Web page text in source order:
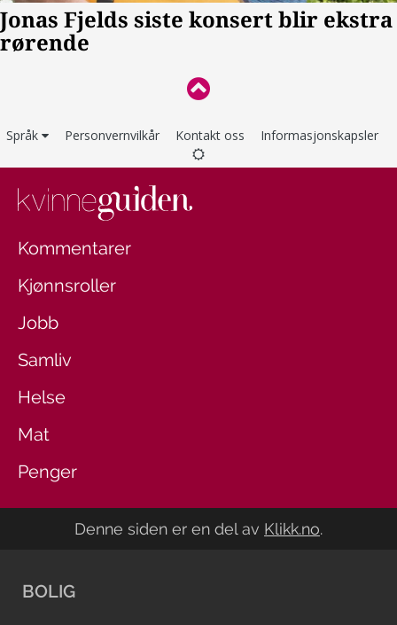
Språk Personvernvilkår Kontakt oss Informasjonskapsler
Kommentarer
Kjønnsroller
Jobb
Samliv
Helse
Mat
Penger
Denne siden er en del av Klikk.no.
BOLIG